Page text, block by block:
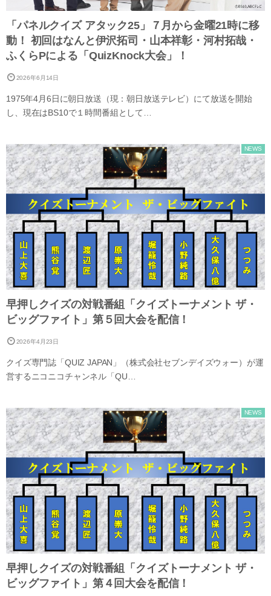
「パネルクイズ アタック25」７月から金曜21時に移
動！ 初回はなんと伊沢拓司・山本祥彰・河村拓哉・
ふくらPによる「QuizKnock大会」！
2026年6月14日
1975年4月6日に朝日放送（現：朝日放送テレビ）にて放送を開始
し、現在はBS10で１時間番組として…
早押しクイズの対戦番組「クイズトーナメント ザ・
ビッグファイト」第５回大会を配信！
2026年4月23日
NEWS
クイズ専門誌「QUIZ JAPAN」（株式会社セブンデイズウォー）が運
営するニコニコチャンネル「QU…
早押しクイズの対戦番組「クイズトーナメント ザ・
ビッグファイト」第４回大会を配信！
NEWS